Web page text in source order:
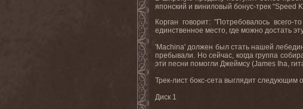
японский и виниловый бонус-трек “Speed
Корган говорит: "Потребовалось
единственное место, где можно достать
'Machina'должен был стать нашей
пребывали. Но сейчас, когда группа
эти песни помогли Джеймсу (James Iha,
Трек-лист бокс-сета выглядит следующим
Диск 1